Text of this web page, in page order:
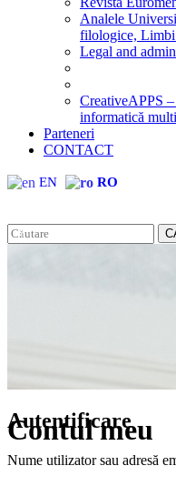
Analele
filologice, Limbi
Legal and
CreativeAPPS –
informatică
Parteneri
CONTACT
EN RO
Contul meu
Autentificare
Nume utilizator sau adresă